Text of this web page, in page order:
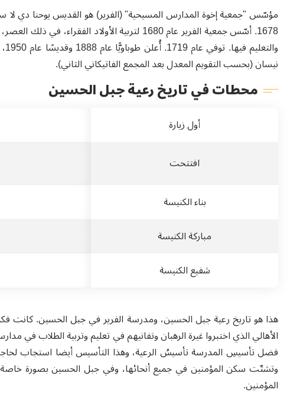
1678. أسّس جمعية الفرير عام 1680 لتربية
نيسان (بحسب التقويم المعدل بعد المجمع الفاتيكاني الثاني).
محطات في تاريخ رعية جبل الحسين
أول زيارة
افتتحت
بناء الكنيسة
مباركة الكنيسة
شفيع الكنيسة
هذا هو تاريخ رعية جبل الحسين، ومدرسة الفرير في جبل الحسين. كانت
الأهالي الذي اختبروا غيرة الرهبان وتفانيهم في تعليم وتربية الطلاب
فضل تأسيسِ المدرسة تأسيسُ الرعية، وهذا التأسيس أيضا استجاب لحاجة
وتشتّت سكن المؤمنين في جميع أنحائها، وفي جبل الحسين بصورة
المؤمنين.